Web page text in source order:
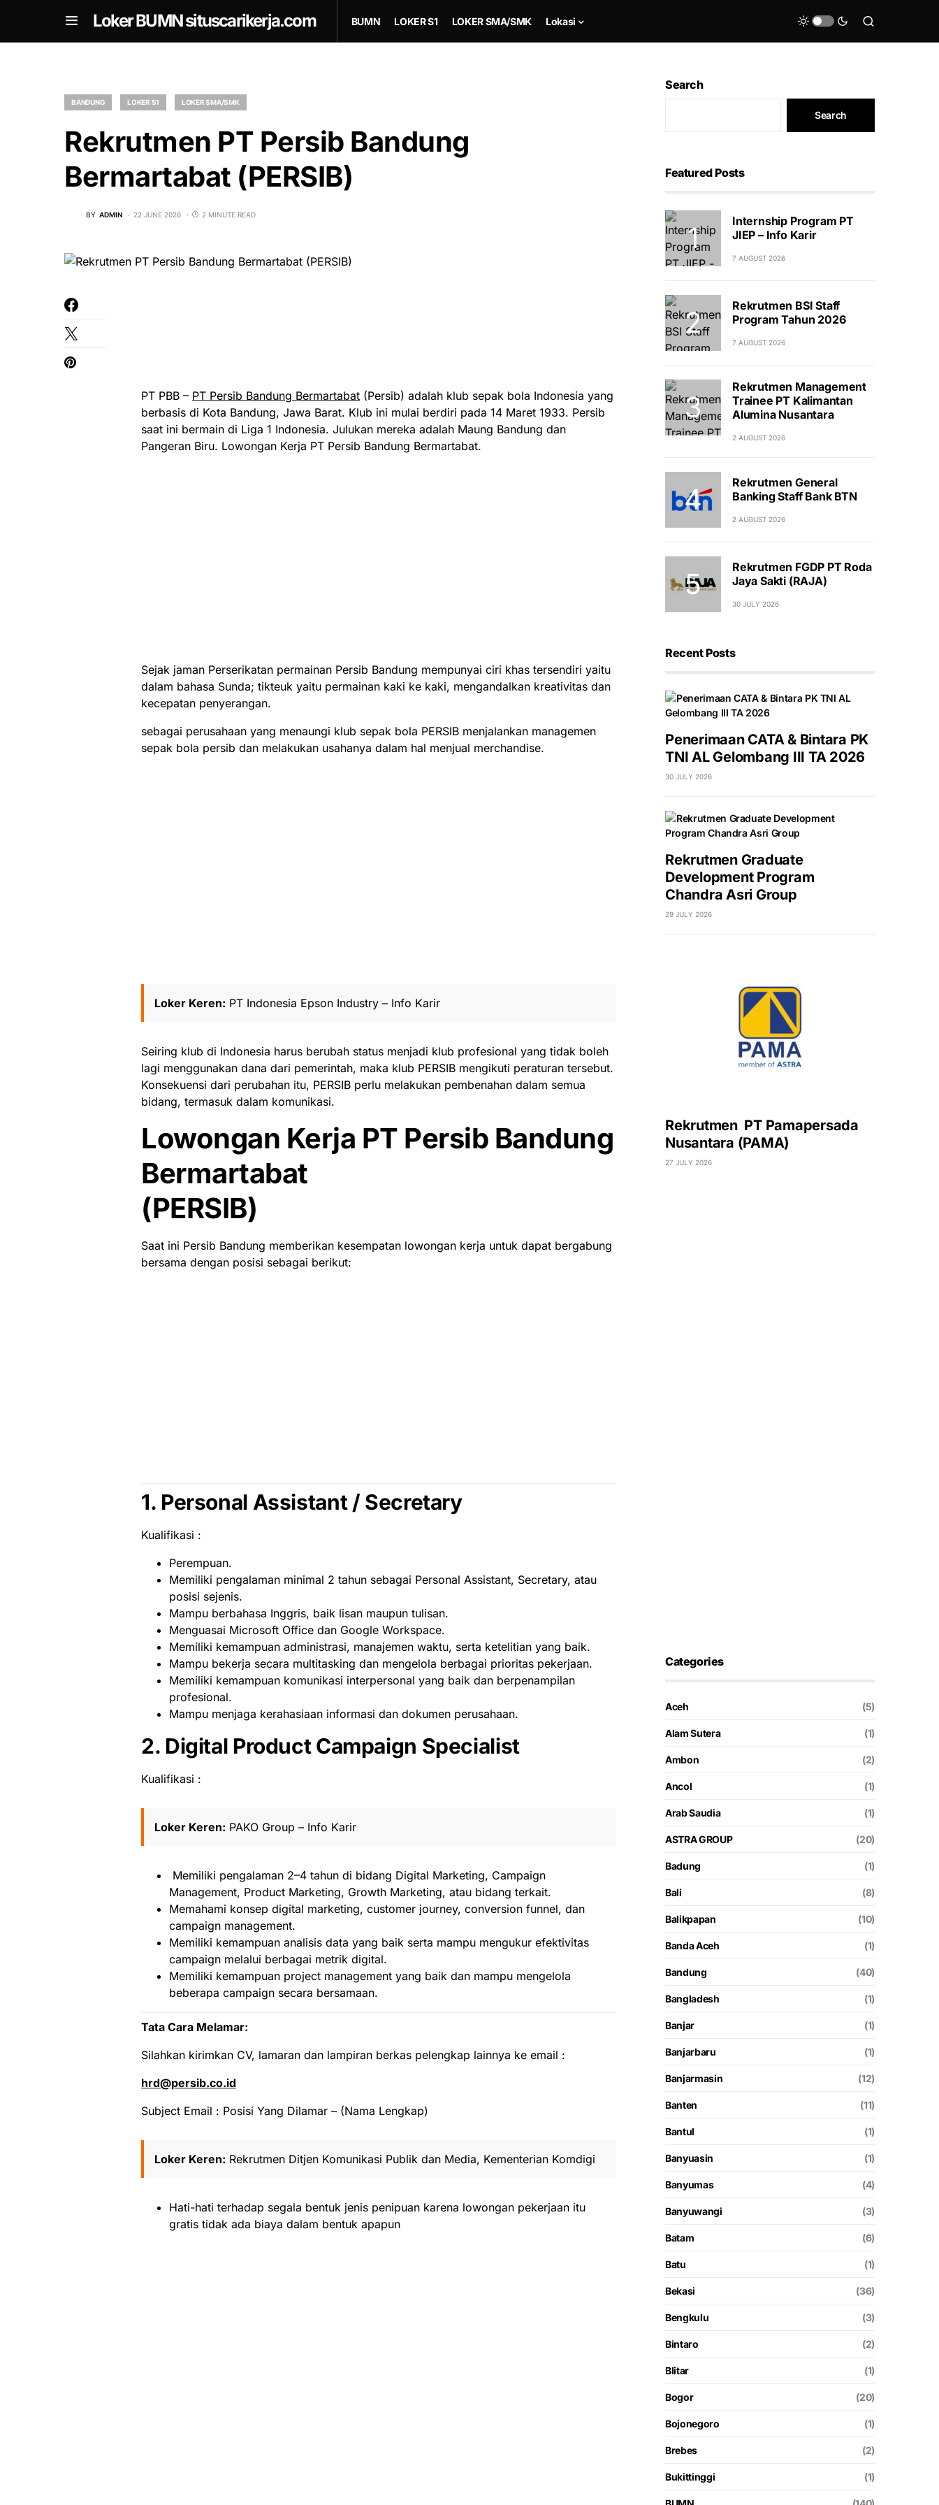
Loker BUMN situscarikerja.com BUMN LOKER S1 LOKER SMA/SMK Lokasi
BANDUNG LOKER S1 LOKER SMA/SMK
Rekrutmen PT Persib Bandung
Bermartabat (PERSIB)
BY ADMIN 22 JUNE 2026 2 MINUTE READ
PT PBB – PT Persib Bandung Bermartabat (Persib) adalah klub sepak bola Indonesia yang
berbasis di Kota Bandung, Jawa Barat. Klub ini mulai berdiri pada 14 Maret 1933. Persib
saat ini bermain di Liga 1 Indonesia. Julukan mereka adalah Maung Bandung dan
Pangeran Biru. Lowongan Kerja PT Persib Bandung Bermartabat.
Sejak jaman Perserikatan permainan Persib Bandung mempunyai ciri khas tersendiri yaitu
dalam bahasa Sunda; tikteuk yaitu permainan kaki ke kaki, mengandalkan kreativitas dan
kecepatan penyerangan.
sebagai perusahaan yang menaungi klub sepak bola PERSIB menjalankan managemen
sepak bola persib dan melakukan usahanya dalam hal menjual merchandise.
Loker Keren: PT Indonesia Epson Industry – Info Karir
Seiring klub di Indonesia harus berubah status menjadi klub profesional yang tidak boleh
lagi menggunakan dana dari pemerintah, maka klub PERSIB mengikuti peraturan tersebut.
Konsekuensi dari perubahan itu, PERSIB perlu melakukan pembenahan dalam semua
bidang, termasuk dalam komunikasi.
Lowongan Kerja PT Persib Bandung
Bermartabat
(PERSIB)
Saat ini Persib Bandung memberikan kesempatan lowongan kerja untuk dapat bergabung
bersama dengan posisi sebagai berikut:
1. Personal Assistant / Secretary
Kualifikasi :
Perempuan.
Memiliki pengalaman minimal 2 tahun sebagai Personal Assistant, Secretary, atau
posisi sejenis.
Mampu berbahasa Inggris, baik lisan maupun tulisan.
Menguasai Microsoft Office dan Google Workspace.
Memiliki kemampuan administrasi, manajemen waktu, serta ketelitian yang baik.
Mampu bekerja secara multitasking dan mengelola berbagai prioritas pekerjaan.
Memiliki kemampuan komunikasi interpersonal yang baik dan berpenampilan
profesional.
Mampu menjaga kerahasiaan informasi dan dokumen perusahaan.
2. Digital Product Campaign Specialist
Kualifikasi :
Loker Keren: PAKO Group – Info Karir
Memiliki pengalaman 2–4 tahun di bidang Digital Marketing, Campaign
Management, Product Marketing, Growth Marketing, atau bidang terkait.
Memahami konsep digital marketing, customer journey, conversion funnel, dan
campaign management.
Memiliki kemampuan analisis data yang baik serta mampu mengukur efektivitas
campaign melalui berbagai metrik digital.
Memiliki kemampuan project management yang baik dan mampu mengelola
beberapa campaign secara bersamaan.
Tata Cara Melamar:
Silahkan kirimkan CV, lamaran dan lampiran berkas pelengkap lainnya ke email :
hrd@persib.co.id
Subject Email : Posisi Yang Dilamar – (Nama Lengkap)
Loker Keren: Rekrutmen Ditjen Komunikasi Publik dan Media, Kementerian Komdigi
Hati-hati terhadap segala bentuk jenis penipuan karena lowongan pekerjaan itu
gratis tidak ada biaya dalam bentuk apapun
Search
Search
Featured Posts
Internship Program PT
JIEP – Info Karir
7 AUGUST 2026
Rekrutmen BSI Staff
Program Tahun 2026
7 AUGUST 2026
Rekrutmen Management
Trainee PT Kalimantan
Alumina Nusantara
2 AUGUST 2026
Rekrutmen General
Banking Staff Bank BTN
2 AUGUST 2026
Rekrutmen FGDP PT Roda
Jaya Sakti (RAJA)
30 JULY 2026
Recent Posts
Penerimaan CATA & Bintara PK
TNI AL Gelombang III TA 2026
30 JULY 2026
Rekrutmen Graduate
Development Program
Chandra Asri Group
29 JULY 2026
Rekrutmen PT Pamapersada
Nusantara (PAMA)
27 JULY 2026
Categories
Aceh (5)
Alam Sutera (1)
Ambon (2)
Ancol (1)
Arab Saudia (1)
ASTRA GROUP (20)
Badung (1)
Bali (8)
Balikpapan (10)
Banda Aceh (1)
Bandung (40)
Bangladesh (1)
Banjar (1)
Banjarbaru (1)
Banjarmasin (12)
Banten (11)
Bantul (1)
Banyuasin (1)
Banyumas (4)
Banyuwangi (3)
Batam (6)
Batu (1)
Bekasi (36)
Bengkulu (3)
Bintaro (2)
Blitar (1)
Bogor (20)
Bojonegoro (1)
Brebes (2)
Bukittinggi (1)